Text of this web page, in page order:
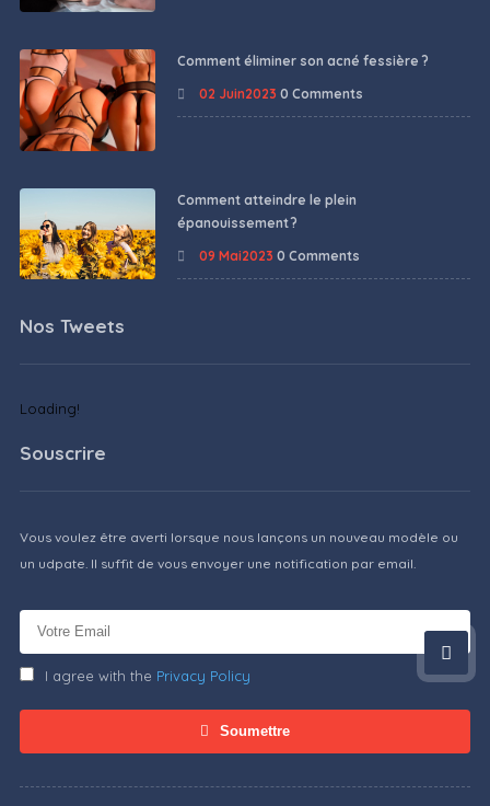
Comment éliminer son acné fessière ?
02 Juin2023 0 Comments
Comment atteindre le plein
épanouissement ?
09 Mai2023 0 Comments
Nos Tweets
Loading!
Souscrire
Vous voulez être averti lorsque nous lançons un nouveau modèle ou
un udpate. Il suffit de vous envoyer une notification par email.
I agree with the Privacy Policy
Soumettre